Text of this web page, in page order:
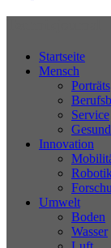
Startseite
Mensch
Porträts
Service
Innovation
Umwelt
Boden
Wasser